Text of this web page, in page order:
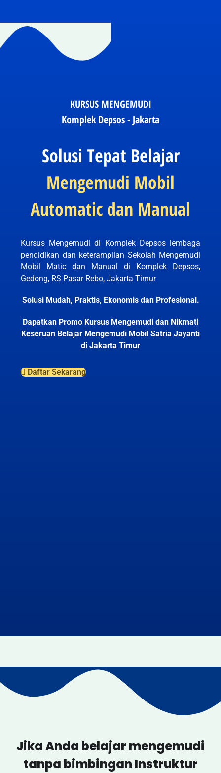
KURSUS MENGEMUDI
Komplek Depsos - Jakarta
Solusi Tepat Belajar
Mengemudi Mobil
Automatic dan Manual
Kursus Mengemudi di Komplek Depsos lembaga
pendidikan dan keterampilan Sekolah Mengemudi
Mobil Matic dan Manual di Komplek Depsos,
Gedong, RS Pasar Rebo, Jakarta Timur
Solusi Mudah, Praktis, Ekonomis dan Profesional.
Dapatkan Promo Kursus Mengemudi dan Nikmati
Keseruan Belajar Mengemudi Mobil Satria Jayanti
di Jakarta Timur
Daftar Sekarang
Jika Anda belajar mengemudi
tanpa bimbingan Instruktur